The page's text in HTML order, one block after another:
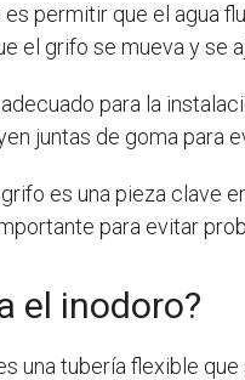
permitir que el agua
el grifo se mueva y se
para la
juntas de goma para
es una pieza clave
para evitar
el inodoro?
una tubería flexible